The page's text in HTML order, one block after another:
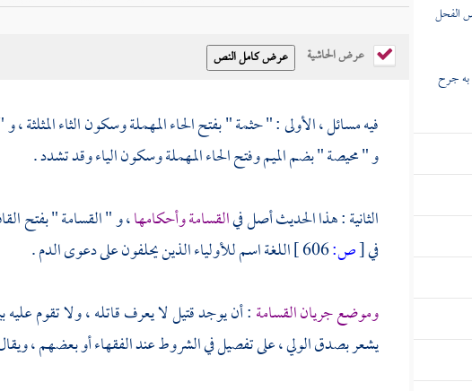
الفحل
جرح
عرض الحاشية
فيه مسائل ، الأولى : "حثمة" بفتح الحاء المهملة وسكون الثاء المثلثة ،و
و " محيصة "بضم الميم وفتح الحاء المهملة وسكون الياء وقد تشدد .
الثانية : هذا الحديث أصل فيالقسامة وأحكامها، و " القسامة " بفتح
في[ص:
اللغة اسم للأولياء الذين يحلفون على دعوى الدم .
وموضع جريان القسامة: أن يوجد قتيل لا يعرف قاتله ، ولا تقوم عليه
يشعر بصدق الولي ، على تفصيل في الشروط عند الفقهاء أو بعضهم ،